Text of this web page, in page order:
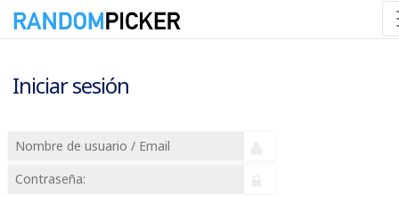
Iniciar sesión